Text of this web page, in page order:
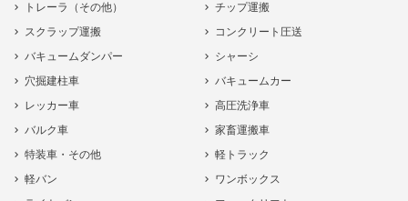
トレーラ（その他）
チップ運搬
スクラップ運搬
コンクリート圧送
バキュームダンパー
シャーシ
穴掘建柱車
バキュームカー
レッカー車
高圧洗浄車
バルク車
家畜運搬車
特装車・その他
軽トラック
軽バン
ワンボックス